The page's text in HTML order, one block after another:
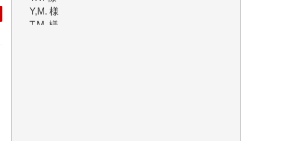
マツモト ヤスアキ 様
マシオン 恵美香 様